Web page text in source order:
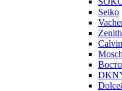
Seiko
Zenith